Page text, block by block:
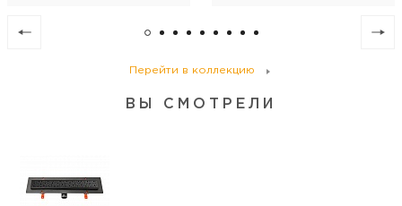
Перейти в коллекцию
ВЫ СМОТРЕЛИ